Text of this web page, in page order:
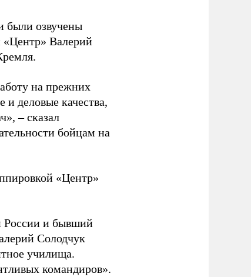
были озвучены
Валерий
на прежних
и деловые качества,
– сказал
бойцам на
«Центр»
и бывший
Солодчук
училища.
командиров».